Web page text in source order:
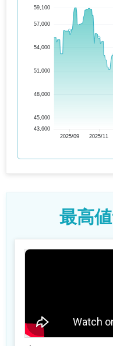
43,600
45,000
48,000
51,000
54,000
57,000
59,100
2025/09 2025/11
最高